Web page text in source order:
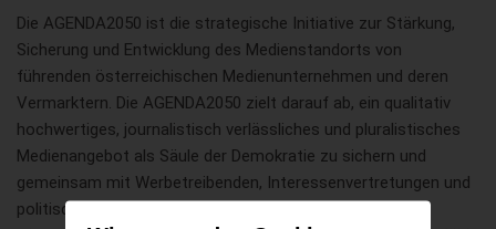
Die AGENDA2050 ist die strategische Initiative zur Stärkung,
Sicherung und Entwicklung des Medienstandorts von
führenden österreichischen Medienunternehmen und deren
Vermarktern. Die AGENDA2050 zielt darauf ab, ein qualitativ
hochwertiges, journalistisch verlässliches und pluralistisches
Medienangebot als Säule der Demokratie zu sichern und
gemeinsam mit Werbetreibenden, Interessenvertretungen und
politischen Entscheidungsträgern einen souveränen und